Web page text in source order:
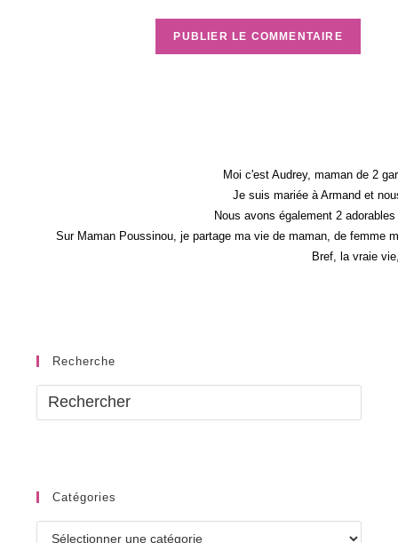
Moi c'est Audrey, maman de 2
Je suis mariée à Armand et
Nous avons également 2
Sur Maman Poussinou, je partage ma vie de maman, de femme
Bref, la vraie
Recherche
Catégories